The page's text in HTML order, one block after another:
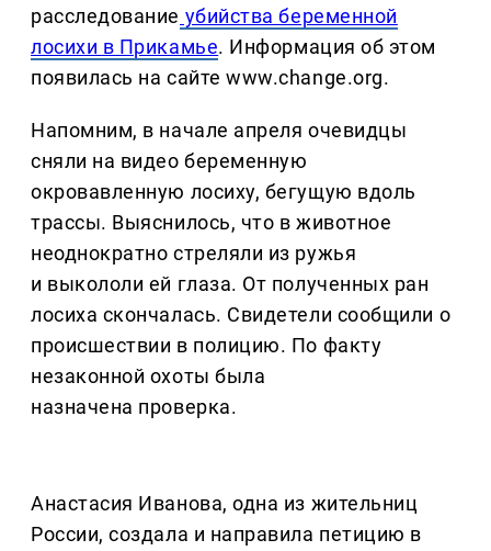
расследование убийства беременной
лосихи в Прикамье. Информация об этом
появилась на сайте www.change.org.
Напомним, в начале апреля очевидцы
сняли на видео беременную
окровавленную лосиху, бегущую вдоль
трассы. Выяснилось, что в животное
неоднократно стреляли из ружья
и выкололи ей глаза. От полученных ран
лосиха скончалась. Свидетели сообщили о
происшествии в полицию. По факту
незаконной охоты была
назначена проверка.
Анастасия Иванова, одна из жительниц
России, создала и направила петицию в